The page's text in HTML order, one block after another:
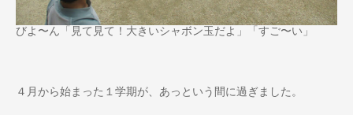
びよ〜ん「見て見て！大きいシャボン玉だよ」「すご〜い」
４月から始まった１学期が、あっという間に過ぎました。